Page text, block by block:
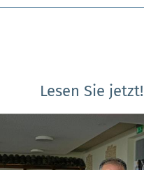
Lesen Sie jetzt!